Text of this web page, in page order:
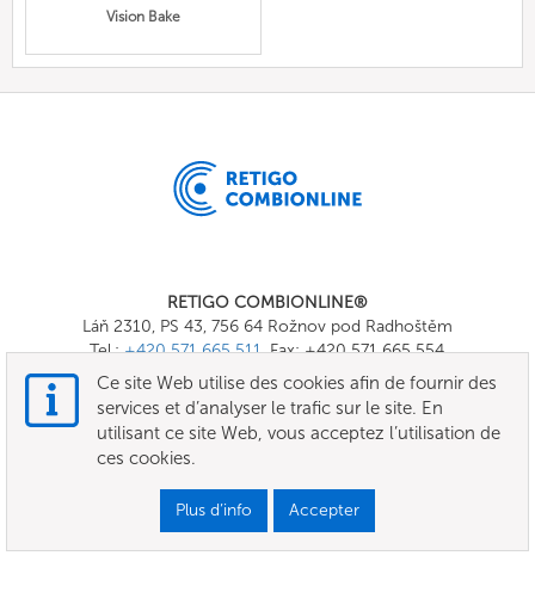
Vision Bake
RETIGO COMBIONLINE®
Láň 2310, PS 43, 756 64 Rožnov pod Radhoštěm
Tel.:+420 571 665 511, Fax: +420 571 665 554
E-mail:
info@combionline.com
TERMES ET CONDITIONS
Ce site Web utilise des cookies afin de fournir des
services et d’analyser le trafic sur le site. En
utilisant ce site Web, vous acceptez l’utilisation de
ces cookies.
Plus d’info Accepter